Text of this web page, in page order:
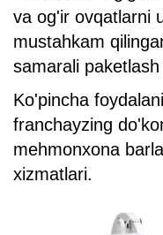
Tez-tez
va og'ir ovqatlarni
mustahkam
samarali
Ko'pincha
franchayzing
mehmonxona
xizmatlari.